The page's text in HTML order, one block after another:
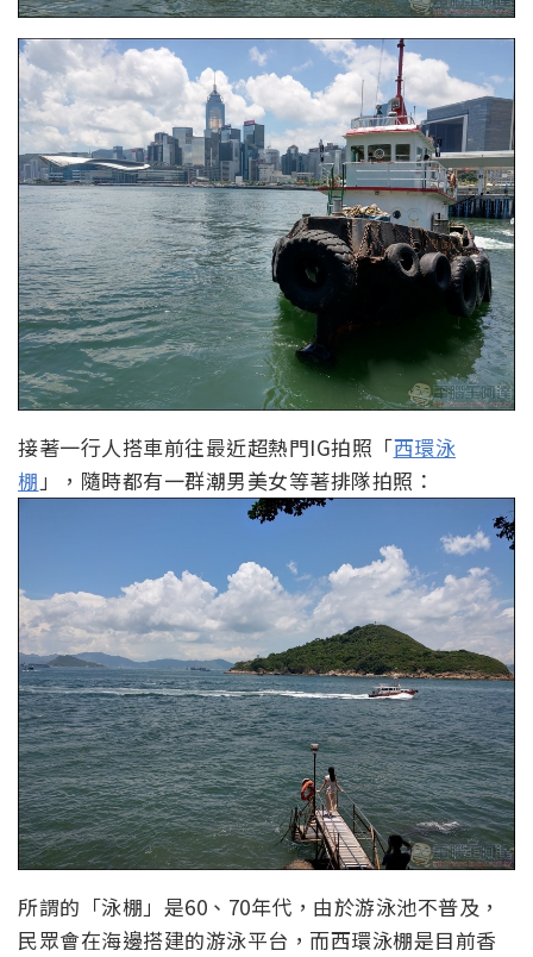
接著一行人搭車前往最近超熱門IG拍照「西環泳
棚」，隨時都有一群潮男美女等著排隊拍照：
所謂的「泳棚」是60、70年代，由於游泳池不普及，
民眾會在海邊搭建的游泳平台，而西環泳棚是目前香